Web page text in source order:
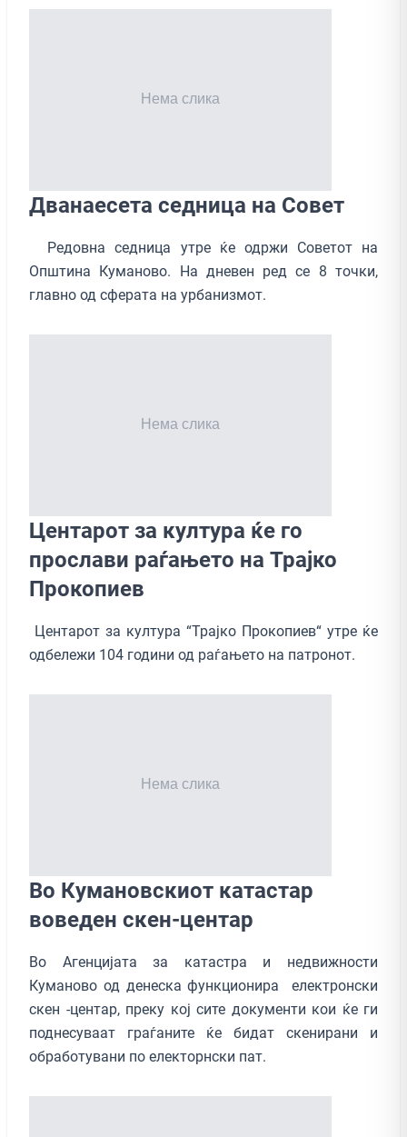
Дванаесета седница на Совет
Редoвна седница утре ќе одржи Советот на
Општина Куманово. На дневен ред се 8 точки,
главно од сферата на урбанизмот.
Центарот за култура ќе го
прослави раѓањето на Трајко
Прокопиев
Центарот за култура “Трајко Прокопиев“ утре ќе
одбележи 104 години од раѓањето на патронот.
Во Кумановскиот катастар
воведен скен-центар
Во Агенцијата за катастра и недвижности
Куманово од денеска функционира електронски
скен -центар, преку кој сите документи кои ќе ги
поднесуваат граѓаните ќе бидат скенирани и
обработувани по електорнски пат.